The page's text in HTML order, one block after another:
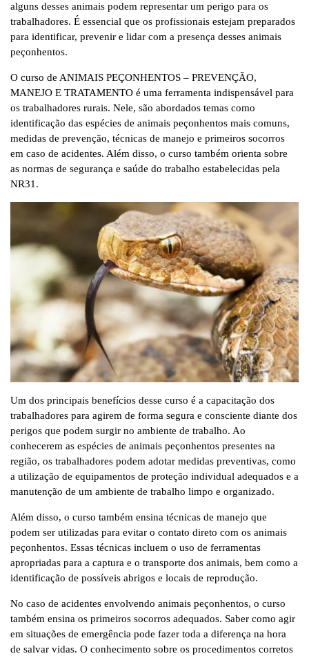
alguns desses animais podem representar um perigo para os
trabalhadores. É essencial que os profissionais estejam preparados
para identificar, prevenir e lidar com a presença desses animais
peçonhentos.
O curso de ANIMAIS PEÇONHENTOS – PREVENÇÃO,
MANEJO E TRATAMENTO é uma ferramenta indispensável para
os trabalhadores rurais. Nele, são abordados temas como
identificação das espécies de animais peçonhentos mais comuns,
medidas de prevenção, técnicas de manejo e primeiros socorros
em caso de acidentes. Além disso, o curso também orienta sobre
as normas de segurança e saúde do trabalho estabelecidas pela
NR31.
Um dos principais benefícios desse curso é a capacitação dos
trabalhadores para agirem de forma segura e consciente diante dos
perigos que podem surgir no ambiente de trabalho. Ao
conhecerem as espécies de animais peçonhentos presentes na
região, os trabalhadores podem adotar medidas preventivas, como
a utilização de equipamentos de proteção individual adequados e a
manutenção de um ambiente de trabalho limpo e organizado.
Além disso, o curso também ensina técnicas de manejo que
podem ser utilizadas para evitar o contato direto com os animais
peçonhentos. Essas técnicas incluem o uso de ferramentas
apropriadas para a captura e o transporte dos animais, bem como a
identificação de possíveis abrigos e locais de reprodução.
No caso de acidentes envolvendo animais peçonhentos, o curso
também ensina os primeiros socorros adequados. Saber como agir
em situações de emergência pode fazer toda a diferença na hora
de salvar vidas. O conhecimento sobre os procedimentos corretos